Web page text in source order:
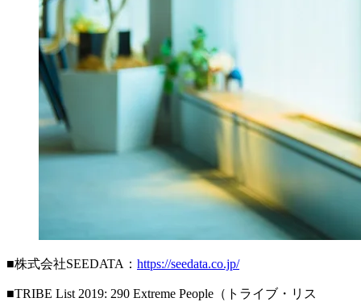
■株式会社SEEDATA： https://seedata.co.jp/
■TRIBE List 2019: 290 Extreme People（トライブ・リス